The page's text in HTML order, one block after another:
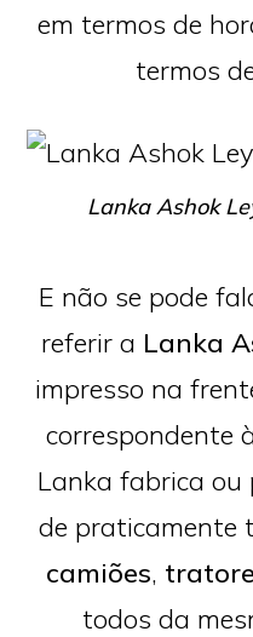
em termos de
termos
Lanka Ashok
E não se pode
referir a Lanka
impresso na
correspondente
Lanka fabrica ou
de praticamente
camiões,
todos da